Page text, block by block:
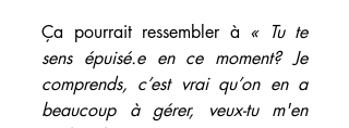
Ça pourrait ressembler à « Tu te
sens épuisé.e en ce moment? Je
comprends, c’est vrai qu’on en a
beaucoup à gérer, veux-tu m'en